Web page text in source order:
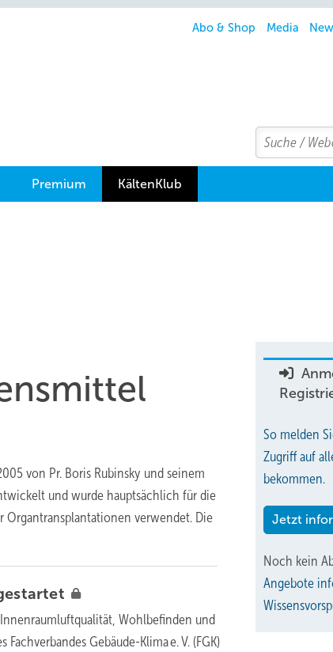
Abo & Shop Media
Search
Suchen
Premium KältenKlub
von Pr. Boris Rubinsky und seinem
und wurde hauptsächlich für die
Organtransplantationen verwendet. Die
Wohlbefinden und
Gebäude-Klima e. V. (FGK)
So melden
Zugriff auf
bekommen.
Jetzt
Noch kein
Angebote